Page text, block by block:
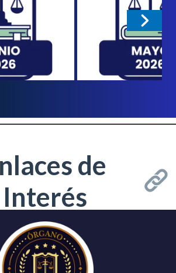
de
Interés